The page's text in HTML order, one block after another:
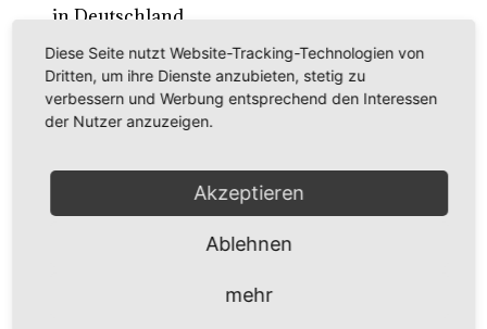
in Deutschland
Rebsorten international
externe Links
Tafeltraubensorten
Tafeltrauben A-Z Sortenbeschreibungen
Diese Seite nutzt Website-Tracking-Technologien von
Dritten, um ihre Dienste anzubieten, stetig zu
verbessern und Werbung entsprechend den Interessen
der Nutzer anzuzeigen.
Akzeptieren
Ablehnen
mehr